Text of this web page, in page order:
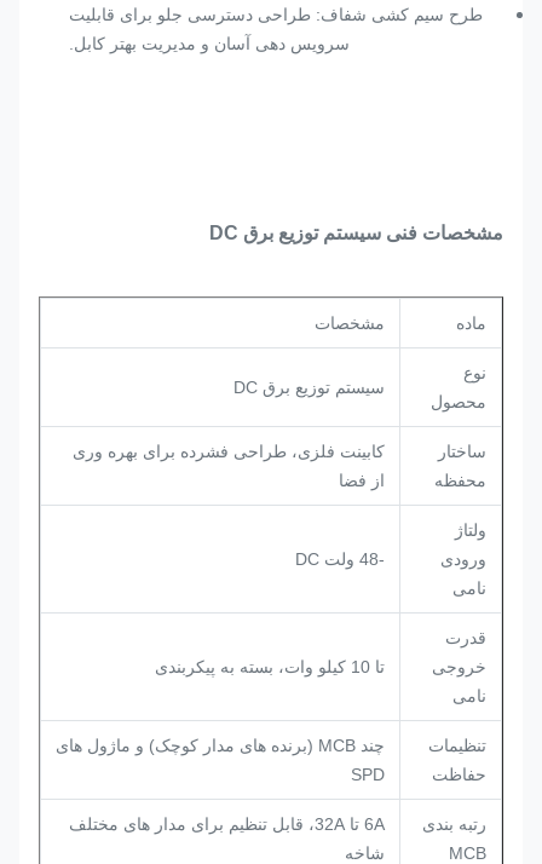
طرح سیم کشی شفاف: طراحی دسترسی جلو برای قابلیت
سرویس دهی آسان و مدیریت بهتر کابل.
مشخصات فنی سیستم توزیع برق DC
ماده مشخصات
نوع
محصول
سیستم توزیع برق DC
ساختار
محفظه
کابینت فلزی، طراحی فشرده برای بهره وری
از فضا
ولتاژ
ورودی
نامی
-48 ولت DC
قدرت
خروجی
نامی
تا 10 کیلو وات، بسته به پیکربندی
تنظیمات
حفاظت
چند MCB (برنده های مدار کوچک) و ماژول های
SPD
رتبه بندی
MCB
6A تا 32A، قابل تنظیم برای مدار های مختلف
شاخه